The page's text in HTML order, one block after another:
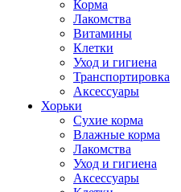
Корма
Лакомства
Витамины
Клетки
Уход и гигиена
Транспортировка
Аксессуары
Хорьки
Сухие корма
Влажные корма
Лакомства
Уход и гигиена
Аксессуары